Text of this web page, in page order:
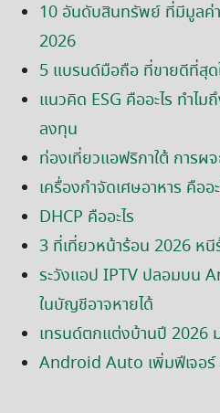
10 อันดับสินทรัพย์ ที่มีมูลค่
2026
5 แบรนด์มือถือ ที่ขายดีที่สุด
แนวคิด ESG คืออะไร ทำไ
ลงทุน
ท่องเที่ยวแอฟริกาใต้ การ
เครื่องกำจัดเศษอาหาร คืออ
DHCP คืออะไร
3 ที่เที่ยวหน้าร้อน 2026 หนี
ระวังแอป IPTV ปลอมบน
ในบัญชีอาจหายได้
เทรนด์ตกแต่งบ้านปี 2026
Android Auto เพิ่มฟีเจอ